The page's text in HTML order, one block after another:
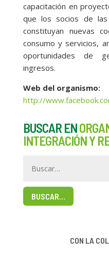
capacitación en
que los socios de las
constituyan nuevas
consumo y servicios,
oportunidades de
ingresos.
Web del organismo:
http://
BUSCAR EN
INTEGRACIÓN Y
BUSCAR…
CON LA